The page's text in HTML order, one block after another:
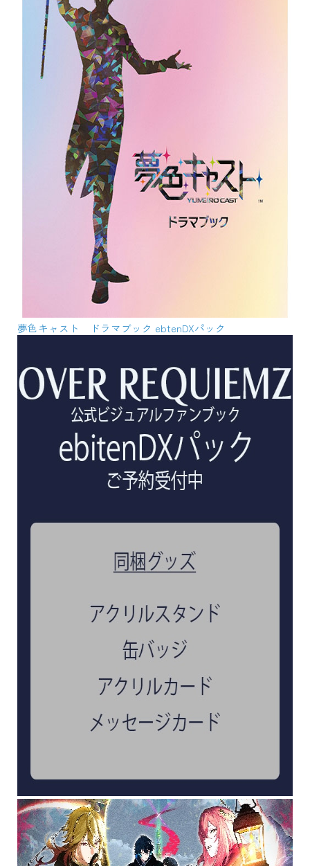
夢色キャスト ドラマブック ebtenDXパック